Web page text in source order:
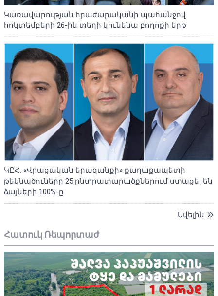
Կառավարության հրաժարականի պահանջով
հոկտեմբերի 26-ին տեղի կունենա բողոքի երթ
ԿԸՀ. «Վրացական երազանքի» քաղաքապետի
թեկնածուները 25 ընտրատարածքներում ստացել են
ձայների 100%-ը
Ավելին
Հատուկ Ռեպորտաժ